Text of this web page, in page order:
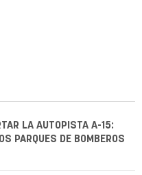
LA AUTOPISTA A-15:
PARQUES DE BOMBEROS